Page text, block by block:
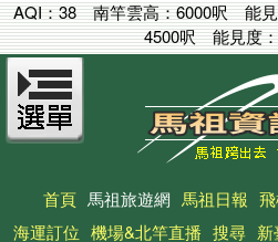
AQI：38 南竿雲高：6000呎能見
4500呎能見度：
首頁 馬祖旅遊網 馬祖日報
海運訂位 機場&北竿直播 搜尋